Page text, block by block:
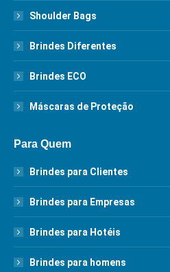
Shoulder Bags
Brindes Diferentes
Brindes ECO
Máscaras de Proteção
Para Quem
Brindes para Clientes
Brindes para Empresas
Brindes para Hotéis
Brindes para homens